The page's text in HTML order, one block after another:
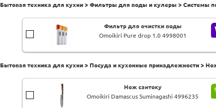
Бытовая техника для кухни > Фильтры для воды и кулеры > Системы
Фильтр для очистки воды
Omoikiri Pure drop 1.0 4998001
Бытовая техника для кухни > Посуда и кухонные принадлежности >
Нож сантоку
Omoikiri Damascus Suminagashi 4996235